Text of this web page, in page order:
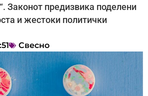
Законот предизвика поделени
и жестоки политички
Свесно